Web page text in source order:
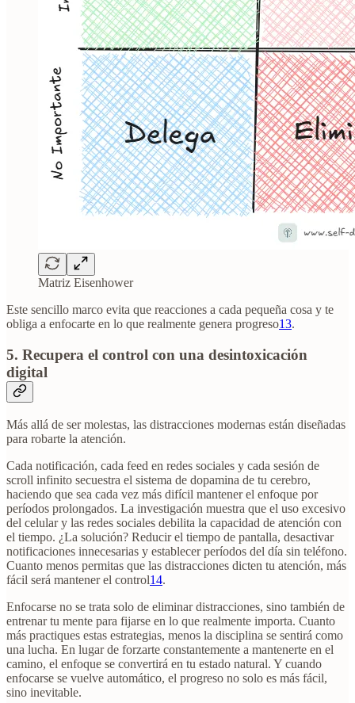
Matriz Eisenhower
Este sencillo marco evita que reacciones a cada pequeña cosa y te
obliga a enfocarte en lo que realmente genera progreso13.
5. Recupera el control con una desintoxicación
digital
Más allá de ser molestas, las distracciones modernas están diseñadas
para robarte la atención.
Cada notificación, cada feed en redes sociales y cada sesión de
scroll infinito secuestra el sistema de dopamina de tu cerebro,
haciendo que sea cada vez más difícil mantener el enfoque por
períodos prolongados. La investigación muestra que el uso excesivo
del celular y las redes sociales debilita la capacidad de atención con
el tiempo. ¿La solución? Reducir el tiempo de pantalla, desactivar
notificaciones innecesarias y establecer períodos del día sin teléfono.
Cuanto menos permitas que las distracciones dicten tu atención, más
fácil será mantener el control14.
Enfocarse no se trata solo de eliminar distracciones, sino también de
entrenar tu mente para fijarse en lo que realmente importa. Cuanto
más practiques estas estrategias, menos la disciplina se sentirá como
una lucha. En lugar de forzarte constantemente a mantenerte en el
camino, el enfoque se convertirá en tu estado natural. Y cuando
enfocarse se vuelve automático, el progreso no solo es más fácil,
sino inevitable.